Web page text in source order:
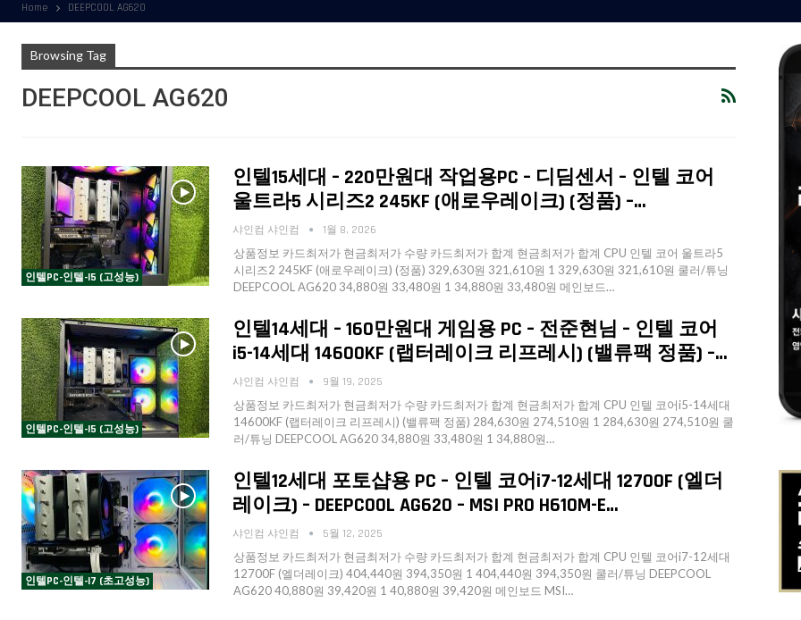
Home DEEPCOOL AG620
Browsing Tag
DEEPCOOL AG620
인텔PC-인텔-I5 (고성능)
인텔15세대 – 220만원대 작업용PC – 디딤센서 – 인텔 코어
울트라5 시리즈2 245KF (애로우레이크) (정품) –…
샤인컴 샤인컴 1월 8, 2026
상품정보 카드최저가 현금최저가 수량 카드최저가 합계 현금최저가 합계 CPU 인텔 코어 울트라5
시리즈2 245KF (애로우레이크) (정품) 329,630원 321,610원 1 329,630원 321,610원 쿨러/튜닝
DEEPCOOL AG620 34,880원 33,480원 1 34,880원 33,480원 메인보드…
인텔PC-인텔-I5 (고성능)
인텔14세대 – 160만원대 게임용 PC – 전준현님 – 인텔 코어
i5-14세대 14600KF (랩터레이크 리프레시) (밸류팩 정품) –…
샤인컴 샤인컴 9월 19, 2025
상품정보 카드최저가 현금최저가 수량 카드최저가 합계 현금최저가 합계 CPU 인텔 코어i5-14세대
14600KF (랩터레이크 리프레시) (밸류팩 정품) 284,630원 274,510원 1 284,630원 274,510원 쿨
러/튜닝 DEEPCOOL AG620 34,880원 33,480원 1 34,880원…
인텔PC-인텔-I7 (초고성능)
인텔12세대 포토샵용 PC – 인텔 코어i7-12세대 12700F (엘더
레이크) – DEEPCOOL AG620 – MSI PRO H610M-E…
샤인컴 샤인컴 5월 12, 2025
상품정보 카드최저가 현금최저가 수량 카드최저가 합계 현금최저가 합계 CPU 인텔 코어i7-12세대
12700F (엘더레이크) 404,440원 394,350원 1 404,440원 394,350원 쿨러/튜닝 DEEPCOOL
AG620 40,880원 39,420원 1 40,880원 39,420원 메인보드 MSI…